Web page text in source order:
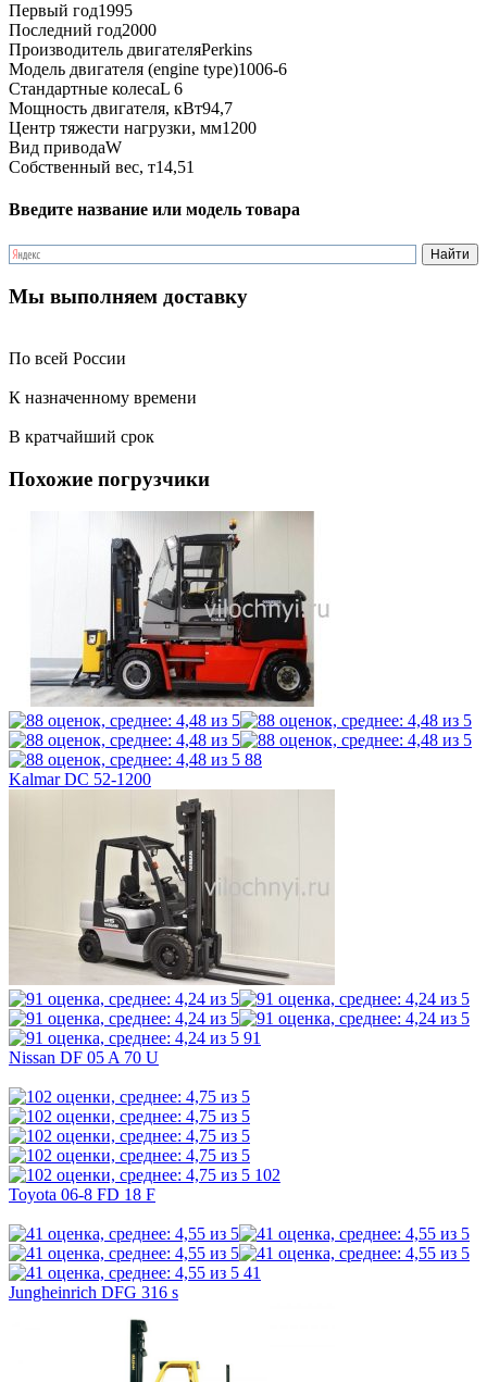
Первый год1995
Последний год2000
Производитель двигателяPerkins
Модель двигателя (engine type)1006-6
Стандартные колесаL 6
Мощность двигателя, кВт94,7
Центр тяжести нагрузки, мм1200
Вид приводаW
Собственный вес, т14,51
Введите название или модель товара
Мы выполняем доставку
По всей России
К назначенному времени
В кратчайший срок
Похожие погрузчики
88
Kalmar DC 52-1200
91
Nissan DF 05 A 70 U
102
Toyota 06-8 FD 18 F
41
Jungheinrich DFG 316 s